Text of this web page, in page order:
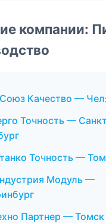
компании:
Качество —
Точность —
Точность —
Модуль —
Партнер — Томск